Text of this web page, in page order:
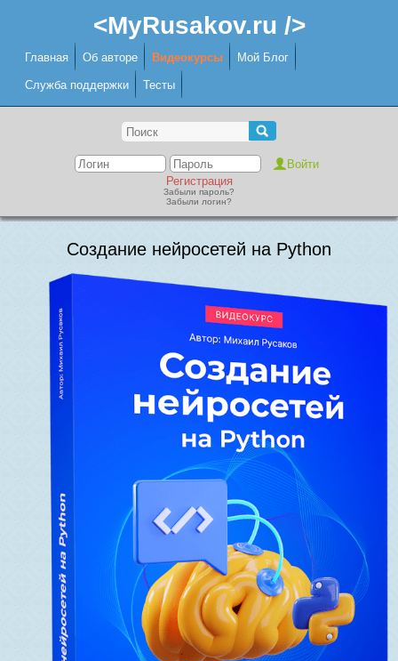
<MyRusakov.ru />
Главная Об авторе Видеокурсы Мой Блог
Служба поддержки Тесты
Регистрация
Забыли пароль?
Забыли логин?
Создание нейросетей на Python